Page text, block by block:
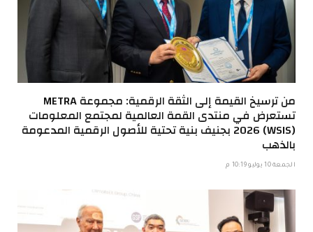
من ترسيخ القيمة إلى الثقة الرقمية: مجموعة METRA
تستعرض في منتدى القمة العالمية لمجتمع المعلومات
(WSIS) 2026 بجنيف بنية تحتية للأصول الرقمية المدعومة
بالذهب
الجمعة 10 يوليو 10:19 م